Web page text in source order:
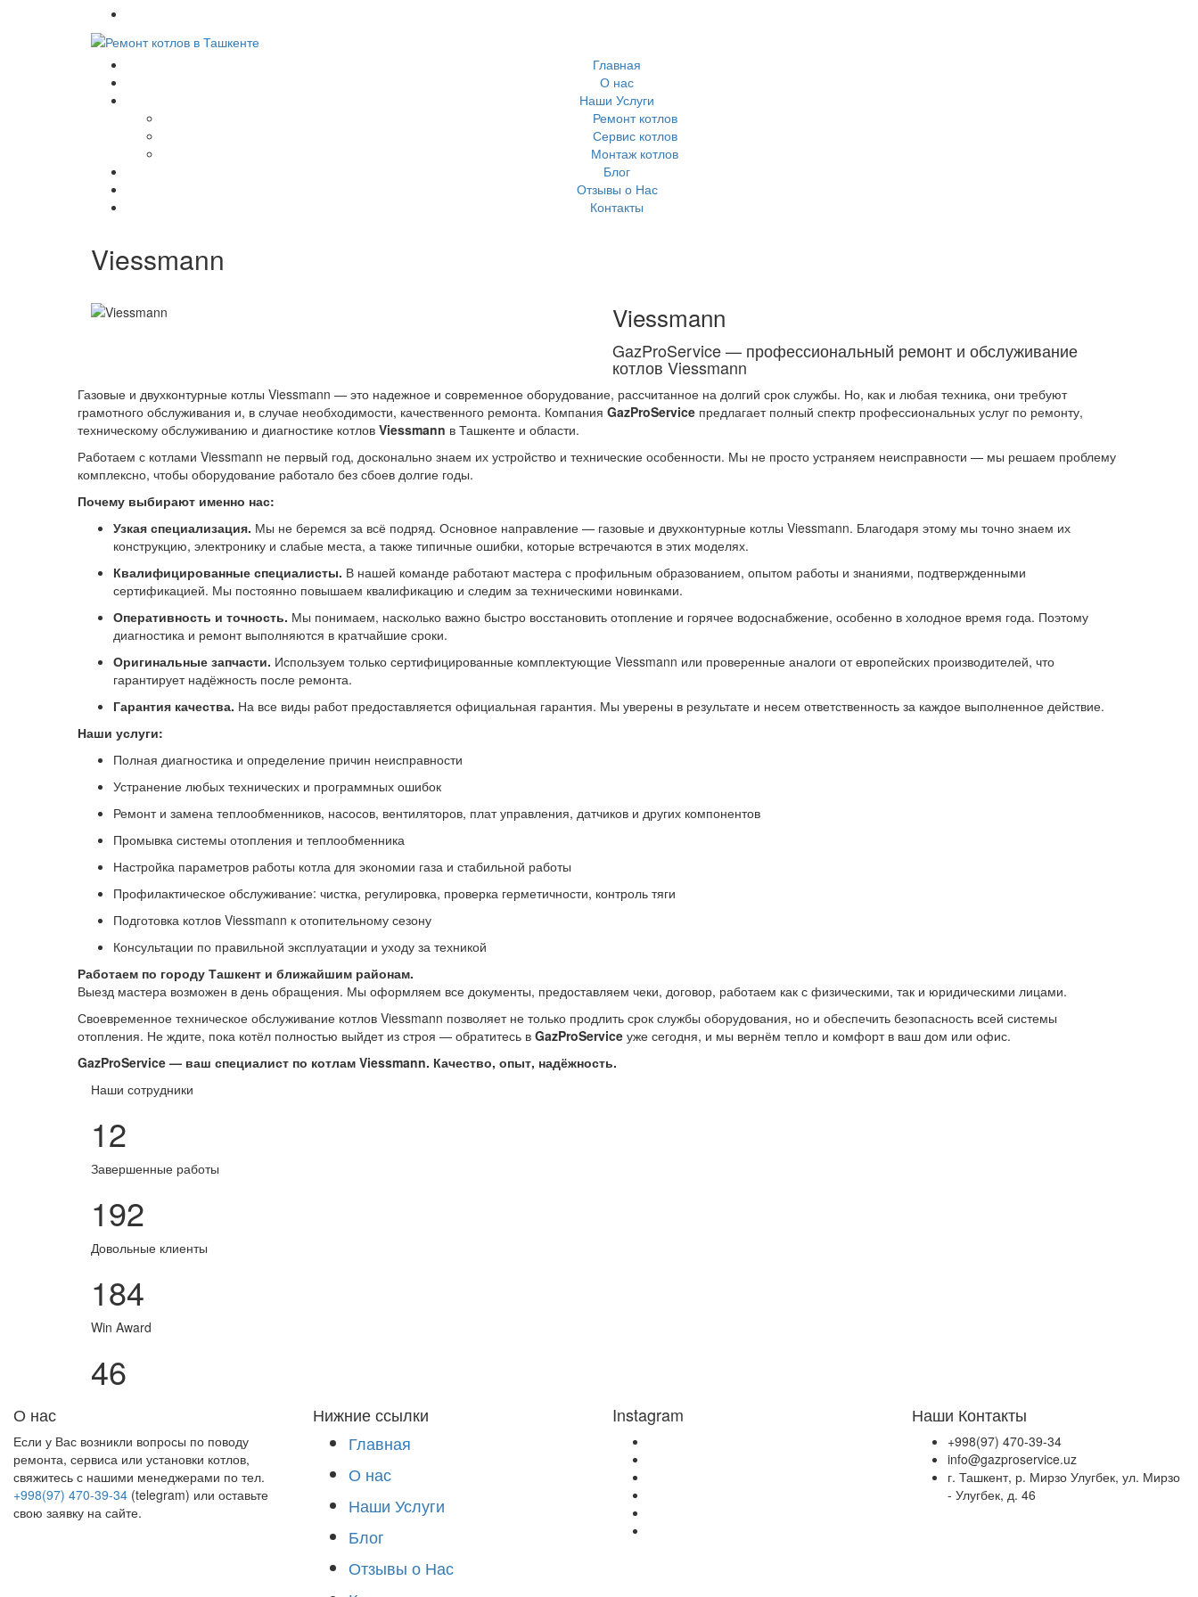
Главная
О нас
Наши Услуги
Ремонт котлов
Сервис котлов
Монтаж котлов
Блог
Отзывы о Нас
Контакты
Viessmann
Viessmann
GazProService — профессиональный ремонт и обслуживание
котлов Viessmann
Газовые и двухконтурные котлы Viessmann — это надежное и современное оборудование, рассчитанное на долгий срок службы. Но, как и любая техника, они требуют
грамотного обслуживания и, в случае необходимости, качественного ремонта. Компания GazProService предлагает полный спектр профессиональных услуг по ремонту,
техническому обслуживанию и диагностике котлов Viessmann в Ташкенте и области.
Работаем с котлами Viessmann не первый год, досконально знаем их устройство и технические особенности. Мы не просто устраняем неисправности — мы решаем проблему
комплексно, чтобы оборудование работало без сбоев долгие годы.
Почему выбирают именно нас:
Узкая специализация. Мы не беремся за всё подряд. Основное направление — газовые и двухконтурные котлы Viessmann. Благодаря этому мы точно знаем их
конструкцию, электронику и слабые места, а также типичные ошибки, которые встречаются в этих моделях.
Квалифицированные специалисты. В нашей команде работают мастера с профильным образованием, опытом работы и знаниями, подтвержденными
сертификацией. Мы постоянно повышаем квалификацию и следим за техническими новинками.
Оперативность и точность. Мы понимаем, насколько важно быстро восстановить отопление и горячее водоснабжение, особенно в холодное время года. Поэтому
диагностика и ремонт выполняются в кратчайшие сроки.
Оригинальные запчасти. Используем только сертифицированные комплектующие Viessmann или проверенные аналоги от европейских производителей, что
гарантирует надёжность после ремонта.
Гарантия качества. На все виды работ предоставляется официальная гарантия. Мы уверены в результате и несем ответственность за каждое выполненное действие.
Наши услуги:
Полная диагностика и определение причин неисправности
Устранение любых технических и программных ошибок
Ремонт и замена теплообменников, насосов, вентиляторов, плат управления, датчиков и других компонентов
Промывка системы отопления и теплообменника
Настройка параметров работы котла для экономии газа и стабильной работы
Профилактическое обслуживание: чистка, регулировка, проверка герметичности, контроль тяги
Подготовка котлов Viessmann к отопительному сезону
Консультации по правильной эксплуатации и уходу за техникой
Работаем по городу Ташкент и ближайшим районам.
Выезд мастера возможен в день обращения. Мы оформляем все документы, предоставляем чеки, договор, работаем как с физическими, так и юридическими лицами.
Своевременное техническое обслуживание котлов Viessmann позволяет не только продлить срок службы оборудования, но и обеспечить безопасность всей системы
отопления. Не ждите, пока котёл полностью выйдет из строя — обратитесь в GazProService уже сегодня, и мы вернём тепло и комфорт в ваш дом или офис.
GazProService — ваш специалист по котлам Viessmann. Качество, опыт, надёжность.
Наши сотрудники
12
Завершенные работы
192
Довольные клиенты
184
Win Award
46
О нас
Если у Вас возникли вопросы по поводу
ремонта, сервиса или установки котлов,
свяжитесь с нашими менеджерами по тел.
+998(97) 470-39-34 (telegram) или оставьте
свою заявку на сайте.
Нижние ссылки
Главная
О нас
Наши Услуги
Блог
Отзывы о Нас
Instagram Наши Контакты
+998(97) 470-39-34
info@gazproservice.uz
г. Ташкент, р. Мирзо Улугбек, ул. Мирзо
- Улугбек, д. 46